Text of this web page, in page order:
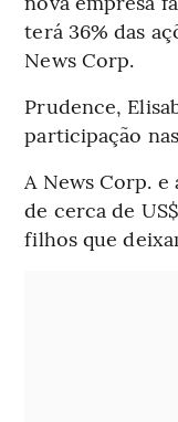
terá 36% das
News Corp.
Prudence,
participação
A News Corp.
de cerca de
filhos que